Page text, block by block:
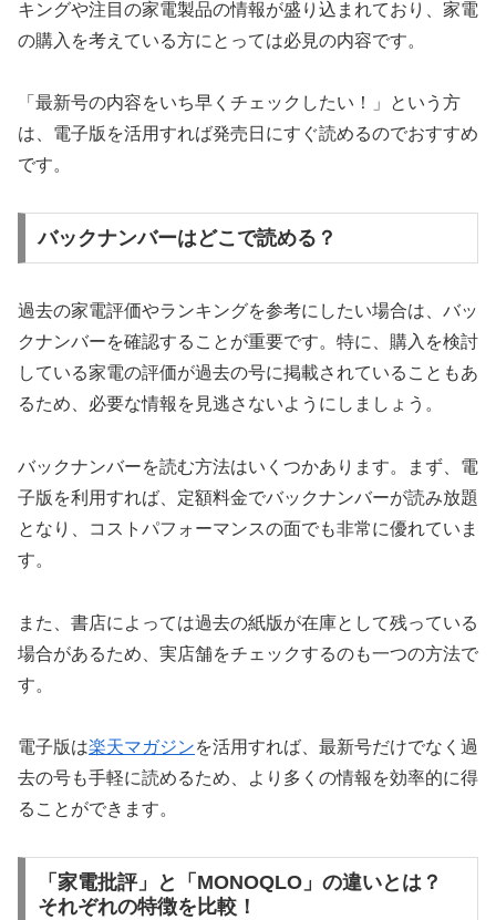
キングや注目の家電製品の情報が盛り込まれており、家電
の購入を考えている方にとっては必見の内容です。
「最新号の内容をいち早くチェックしたい！」という方
は、電子版を活用すれば発売日にすぐ読めるのでおすすめ
です。
バックナンバーはどこで読める？
過去の家電評価やランキングを参考にしたい場合は、バッ
クナンバーを確認することが重要です。特に、購入を検討
している家電の評価が過去の号に掲載されていることもあ
るため、必要な情報を見逃さないようにしましょう。
バックナンバーを読む方法はいくつかあります。まず、電
子版を利用すれば、定額料金でバックナンバーが読み放題
となり、コストパフォーマンスの面でも非常に優れていま
す。
また、書店によっては過去の紙版が在庫として残っている
場合があるため、実店舗をチェックするのも一つの方法で
す。
電子版は楽天マガジンを活用すれば、最新号だけでなく過
去の号も手軽に読めるため、より多くの情報を効率的に得
ることができます。
「家電批評」と「MONOQLO」の違いとは？
それぞれの特徴を比較！